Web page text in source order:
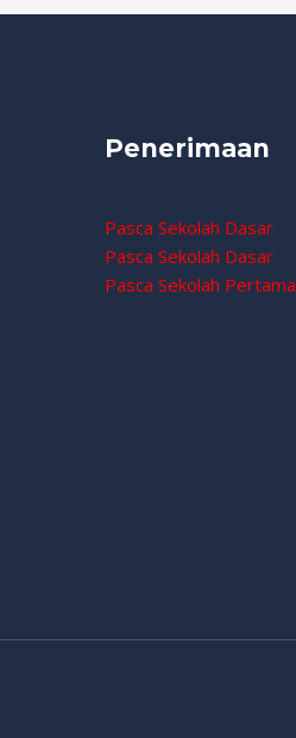
Penerimaan
Pasca Sekolah Dasar
Pasca Sekolah Dasar
Pasca Sekolah Pertama